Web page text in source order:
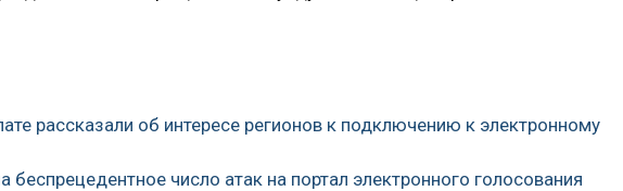
рассказали об интересе регионов к подключению к электронному
беспрецедентное число атак на портал электронного голосования